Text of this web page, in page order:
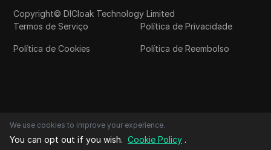
Copyright© DICloak Technology Limited
Termos de Serviço
Política de Privacidade
Política de Cookies Política de Reembolso
We use cookies to improve your experience.
You can opt out if you wish. Cookie Policy .